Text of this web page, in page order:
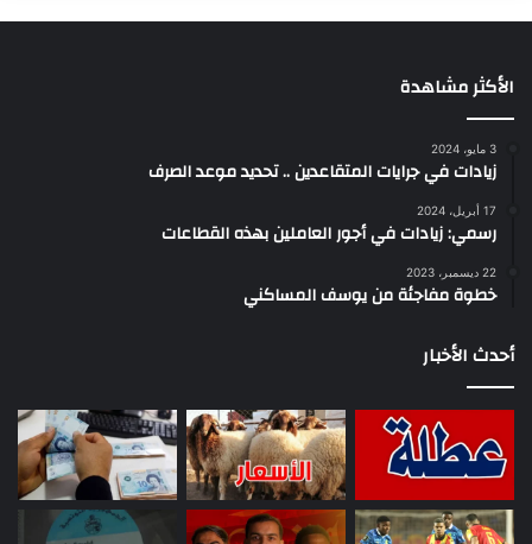
الأكثر مشاهدة
3 مايو، 2024
زيادات في جرايات المتقاعدين .. تحديد موعد الصرف
17 أبريل، 2024
رسمي: زيادات في أجور العاملين بهذه القطاعات
22 ديسمبر، 2023
خطوة مفاجئة من يوسف المساكني
أحدث الأخبار